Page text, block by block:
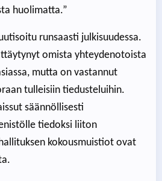
huolimatta.”
runsaasti julkisuudessa.
omista yhteydenotoista
mutta on vastannut
tulleisiin tiedusteluihin.
säännöllisesti
tiedoksi liiton
kokousmuistiot ovat